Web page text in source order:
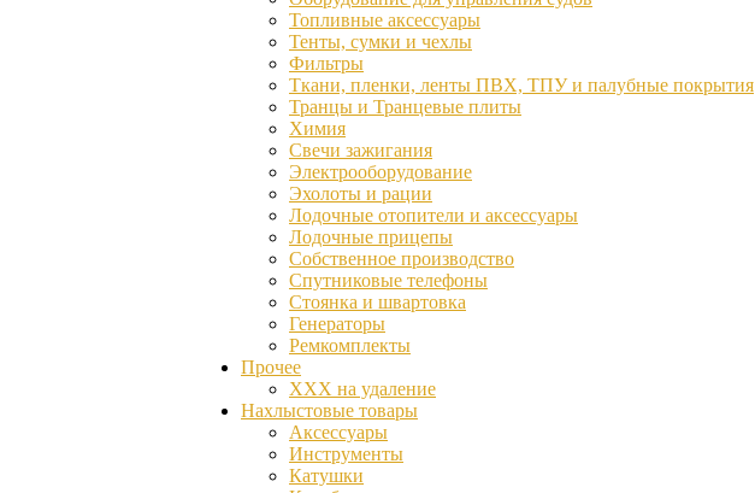
Топливные аксессуары
Тенты, сумки и чехлы
Фильтры
Ткани, пленки, ленты ПВХ, ТПУ и палубные покрытия
Транцы и Транцевые плиты
Химия
Свечи зажигания
Электрооборудование
Эхолоты и рации
Лодочные отопители и аксессуары
Лодочные прицепы
Собственное производство
Спутниковые телефоны
Стоянка и швартовка
Генераторы
Ремкомплекты
Прочее
ХХХ на удаление
Нахлыстовые товары
Аксессуары
Инструменты
Катушки